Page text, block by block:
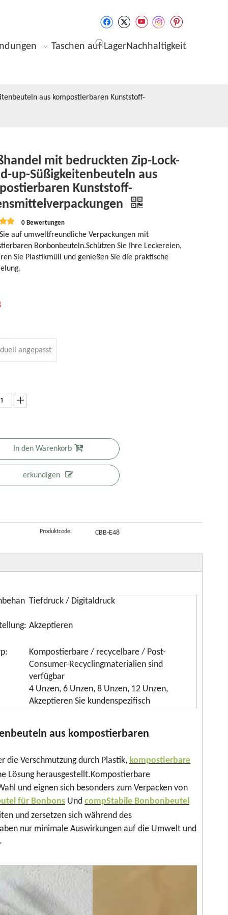
Taschen auf LagerNachhaltigkeit
aus kompostierbaren Kunststoff-
Bio-
Trockenwarenbeutel
mit
Zwickelboden
nachhaltige
Schokoriegelverpackung
mit bedruckten Zip-Lock-
up-Süßigkeitenbeuteln aus
Kunststoff-
0 Bewertungen
auf umweltfreundliche Verpackungen mit
Bonbonbeuteln.Schützen Sie Ihre Leckereien,
Sie Plastikmüll und genießen Sie die praktische
angepasst
In den Warenkorb
erkundigen
Produktcode: CBB-E48
Tiefdruck / Digitaldruck
Akzeptieren
Kompostierbare / recycelbare / Post-
Consumer-Recyclingmaterialien sind
verfügbar
4 Unzen, 6 Unzen, 8 Unzen, 12 Unzen,
Akzeptieren Sie kundenspezifisch
aus kompostierbaren
die Verschmutzung durch Plastik, kompostierbare
Lösung herausgestellt.Kompostierbare
und eignen sich besonders zum Verpacken von
für Bonbons Und compStabile Bonbonbeutel
und zersetzen sich während des
nur minimale Auswirkungen auf die Umwelt und